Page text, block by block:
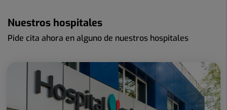
Nuestros hospitales
Pide cita ahora en alguno de nuestros hospitales